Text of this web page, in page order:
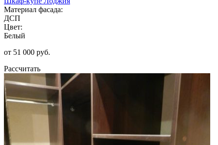
Материал фасада:
ДСП
Цвет:
Белый
от 51 000 руб.
Рассчитать